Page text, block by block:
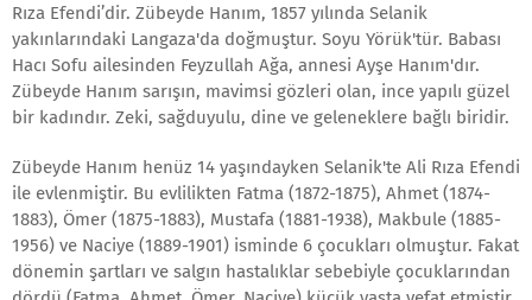
Rıza Efendi’dir. Zübeyde Hanım, 1857 yılında Selanik
yakınlarındaki Langaza'da doğmuştur. Soyu Yörük'tür. Babası
Hacı Sofu ailesinden Feyzullah Ağa, annesi Ayşe Hanım'dır.
Zübeyde Hanım sarışın, mavimsi gözleri olan, ince yapılı güzel
bir kadındır. Zeki, sağduyulu, dine ve geleneklere bağlı biridir.
Zübeyde Hanım henüz 14 yaşındayken Selanik'te Ali Rıza Efendi
ile evlenmiştir. Bu evlilikten Fatma (1872-1875), Ahmet (1874-
1883), Ömer (1875-1883), Mustafa (1881-1938), Makbule (1885-
1956) ve Naciye (1889-1901) isminde 6 çocukları olmuştur. Fakat
dönemin şartları ve salgın hastalıklar sebebiyle çocuklarından